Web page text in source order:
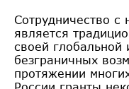
Сотрудничество с
является
своей
безграничных
протяжении